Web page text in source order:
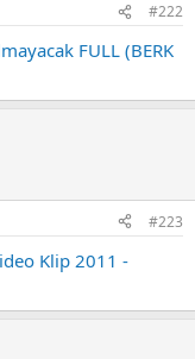
#222
FULL (BERK
#223
Klip 2011 -